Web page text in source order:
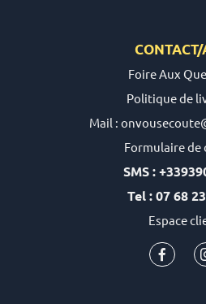
Foire Aux
Politique de
Mail :
Formulaire de
SMS :
Tel : 07 68
Espace